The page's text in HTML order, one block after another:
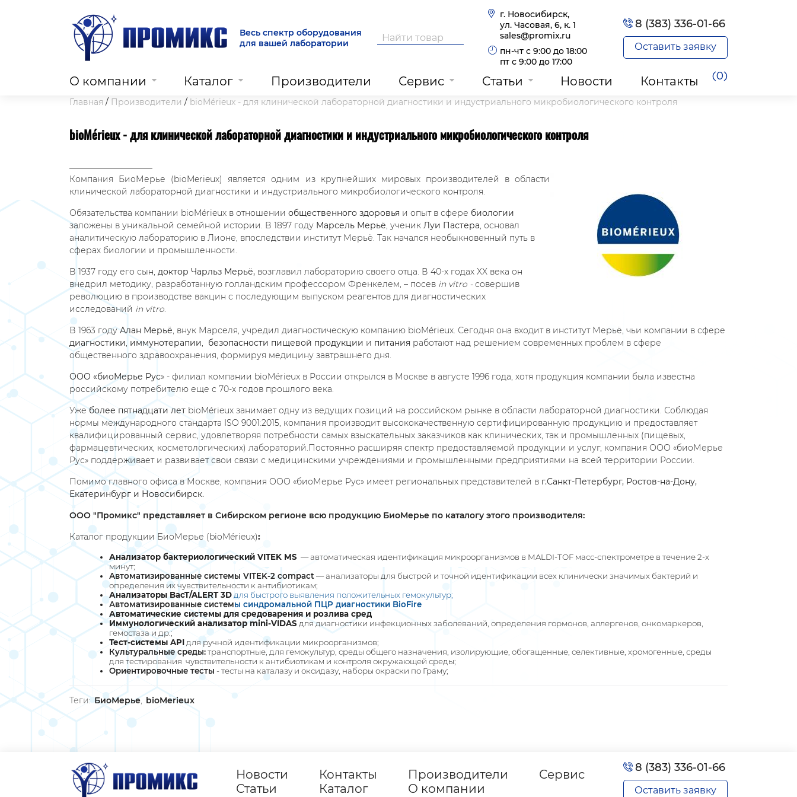
Весь спектр оборудования
для вашей лаборатории
г. Новосибирск,
ул. Часовая, 6, к. 1
sales@promix.ru
пн-чт с 9:00 до 18:00
пт с 9:00 до 17:00
8 (383) 336-01-66
Оставить заявку
(0)
О компании Каталог Производители Сервис Статьи Новости Контакты
Главная Производители bioMérieux - для клинической лабораторной диагностики и индустриального микробиологического контроля
bioMérieux - для клинической лабораторной диагностики и индустриального микробиологического контроля
Компания БиоМерье (bioMerieux) является одним из крупнейших мировых производителей в области
клинической лабораторной диагностики и индустриального микробиологического контроля.
Обязательства компании bioMérieux в отношении общественного здоровья и опыт в сфере биологии
заложены в уникальной семейной истории. В 1897 году Марсель Мерьё, ученик Луи Пастера, основал
аналитическую лабораторию в Лионе, впоследствии институт Мерьё. Так начался необыкновенный путь в
сферах биологии и промышленности.
В 1937 году его сын, доктор Чарльз Мерьё, возглавил лабораторию своего отца. В 40-х годах XX века он
внедрил методику, разработанную голландским профессором Френкелем, – посев in vitro -совершив
революцию в производстве вакцин с последующим выпуском реагентов для диагностических
исследований in vitro.
В 1963 году Алан Мерьё, внук Марселя, учредил диагностическую компанию bioMérieux. Сегодня она входит в институт Мерьё, чьи компании в сфере
диагностики, иммунотерапии, безопасности пищевой продукции и питания работают над решением современных проблем в сфере
общественного здравоохранения, формируя медицину завтрашнего дня.
ООО «биоМерье Рус» - филиал компании bioMérieux в России открылся в Москве в августе 1996 года, хотя продукция компании была известна
российскому потребителю еще с 70-х годов прошлого века.
Ужеболее пятнадцати лет bioMérieux занимает одну из ведущих позиций на российском рынке в области лабораторной диагностики. Соблюдая
нормы международного стандарта ISO 9001:2015, компания производит высококачественную сертифицированную продукцию и предоставляет
квалифицированный сервис, удовлетворяя потребности самых взыскательных заказчиков как клинических, так и промышленных (пищевых,
фармацевтических, косметологических) лабораторий.Постоянно расширяя спектр предоставляемой продукции и услуг, компания ООО «биоМерье
Рус» поддерживает и развивает свои связи с медицинскими учреждениями и промышленными предприятиями на всей территории России.
Помимо главного офиса в Москве, компания ООО «биоМерье Рус» имеет региональных представителей в г.Санкт-Петербург, Ростов-на-Дону,
Екатеринбург и Новосибирск.
ООО "Промикс" представляет в Сибирском регионе всю продукцию БиоМерье по каталогу этого производителя:
Каталог продукции БиоМерье (bioMérieux):
Анализатор бактериологический VITEK MS — автоматическая идентификация микроорганизмов в MALDI-TOF масс-спектрометре в течение 2-х
минут;
Автоматизированные системы VITEK-2 compact — анализаторы для быстрой и точной идентификации всех клинически значимых бактерий и
определения их чувствительности к антибиотикам;
Анализаторы BacT/ALERT 3D для быстрого выявления положительных гемокультур;
Автоматизированные системы синдромальной ПЦР диагностики BioFire
Автоматические системы для средоварения и розлива сред
Иммунологический анализатор mini-VIDAS для диагностики инфекционных заболеваний, определения гормонов, аллергенов, онкомаркеров,
гемостаза и др.;
Тест-системы APIдля ручной идентификации микроорганизмов;
Культуральные среды:транспортные, для гемокультур, среды общего назначения, изолирующие, обогащенные, селективные, хромогенные, среды
для тестирования чувствительности к антибиотикам и контроля окружающей среды;
Ориентировочные тесты - тесты на каталазу и оксидазу, наборы окраски по Граму;
Теги: БиоМерье, bioMerieux
Новости
Статьи
Контакты
Каталог
Производители
О компании
Сервис 8 (383) 336-01-66
Оставить заявку